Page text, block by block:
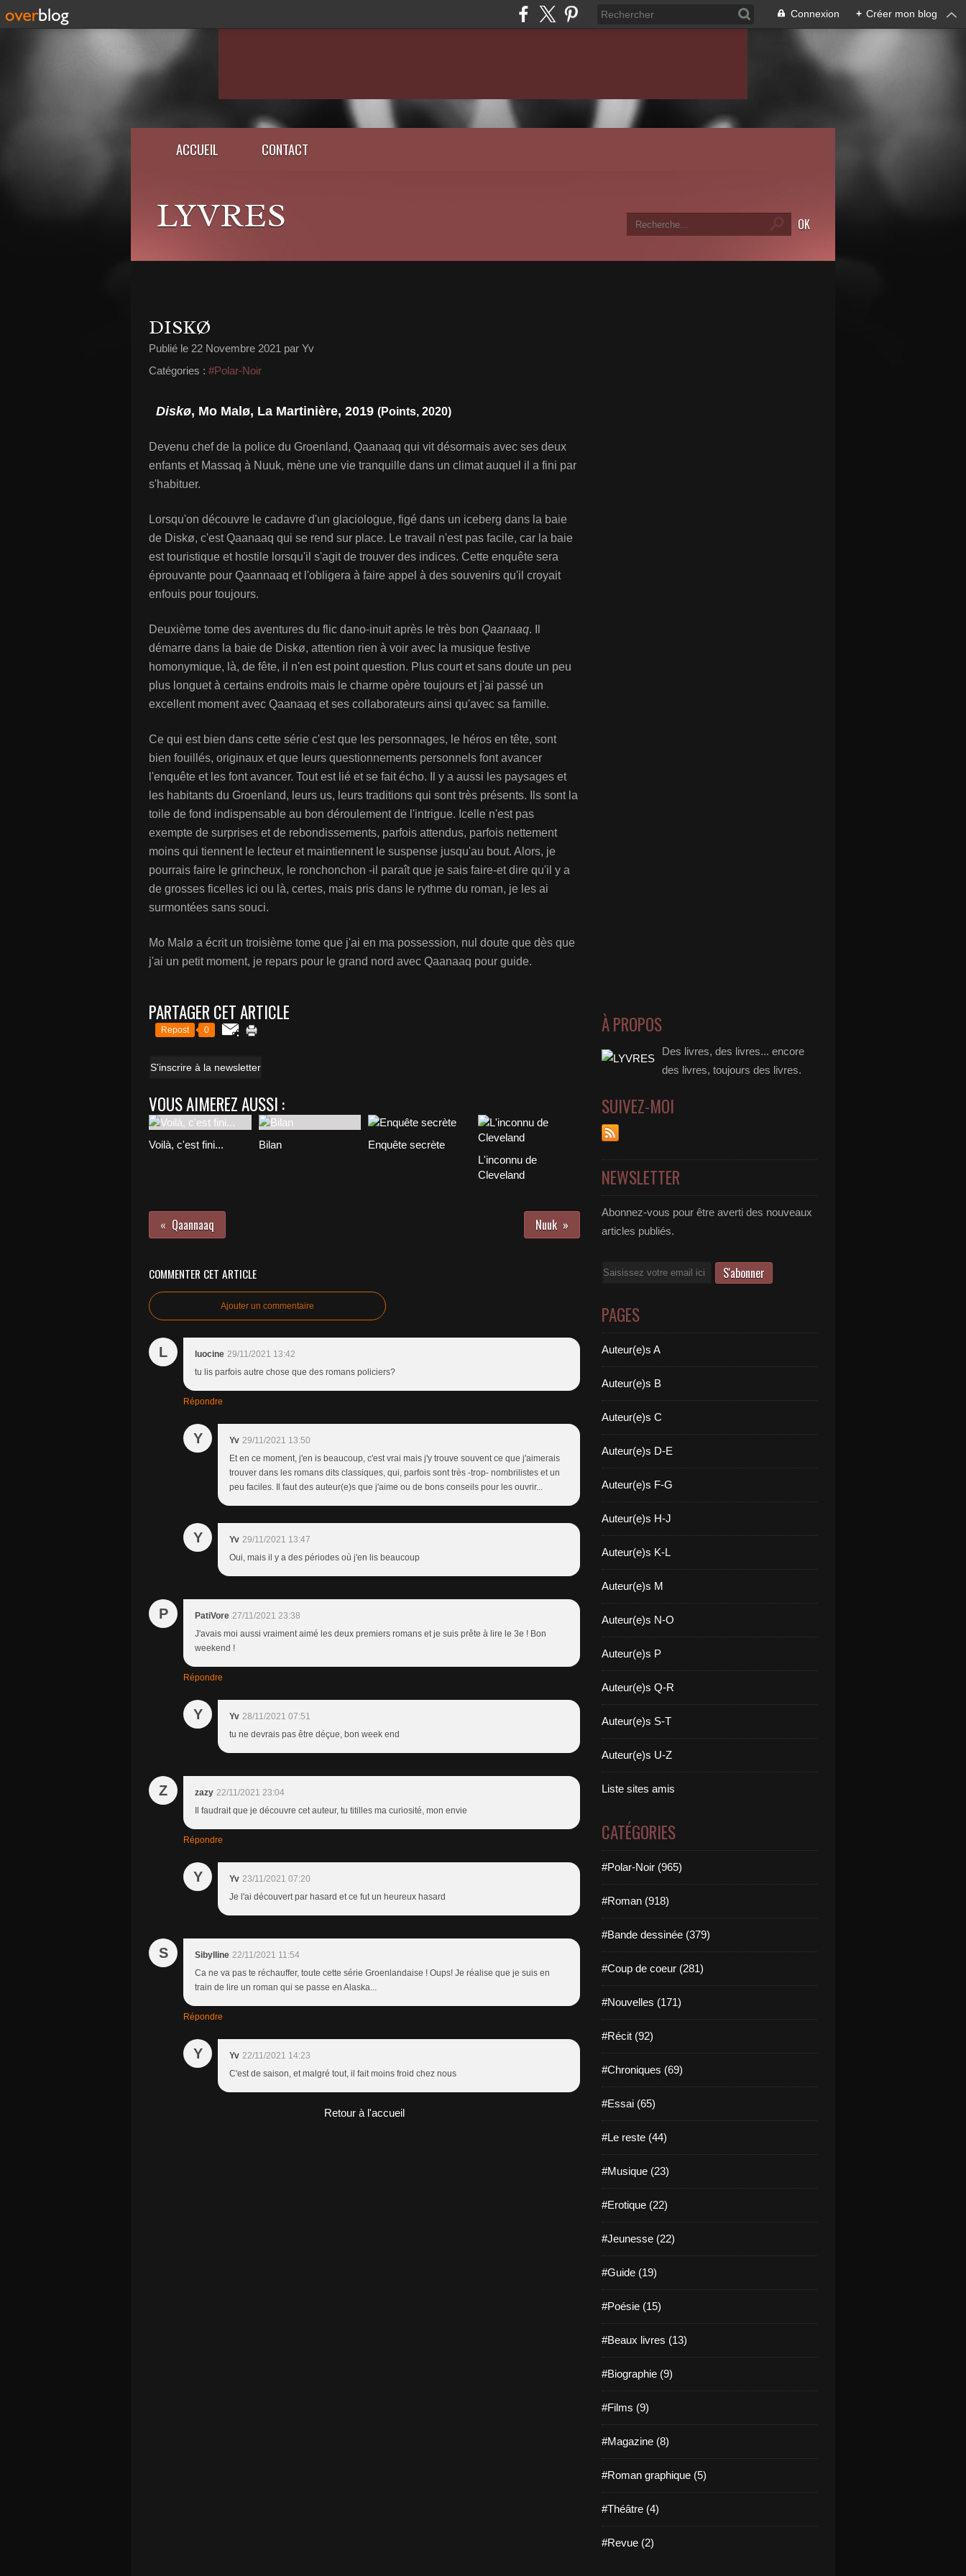
Connexion + Créer mon blog
ACCUEIL CONTACT
LYVRES
DISKØ
Publié le 22 Novembre 2021 par Yv
Catégories : #Polar-Noir
Diskø, Mo Malø, La Martinière, 2019 (Points, 2020)
Devenu chef de la police du Groenland, Qaanaaq qui vit désormais avec ses deux
enfants et Massaq à Nuuk, mène une vie tranquille dans un climat auquel il a fini par
s'habituer.
Lorsqu'on découvre le cadavre d'un glaciologue, figé dans un iceberg dans la baie
de Diskø, c'est Qaanaaq qui se rend sur place. Le travail n'est pas facile, car la baie
est touristique et hostile lorsqu'il s'agit de trouver des indices. Cette enquête sera
éprouvante pour Qaannaaq et l'obligera à faire appel à des souvenirs qu'il croyait
enfouis pour toujours.
Deuxième tome des aventures du flic dano-inuit après le très bon Qaanaaq. Il
démarre dans la baie de Diskø, attention rien à voir avec la musique festive
homonymique, là, de fête, il n'en est point question. Plus court et sans doute un peu
plus longuet à certains endroits mais le charme opère toujours et j'ai passé un
excellent moment avec Qaanaaq et ses collaborateurs ainsi qu'avec sa famille.
Ce qui est bien dans cette série c'est que les personnages, le héros en tête, sont
bien fouillés, originaux et que leurs questionnements personnels font avancer
l'enquête et les font avancer. Tout est lié et se fait écho. Il y a aussi les paysages et
les habitants du Groenland, leurs us, leurs traditions qui sont très présents. Ils sont la
toile de fond indispensable au bon déroulement de l'intrigue. Icelle n'est pas
exempte de surprises et de rebondissements, parfois attendus, parfois nettement
moins qui tiennent le lecteur et maintiennent le suspense jusqu'au bout. Alors, je
pourrais faire le grincheux, le ronchonchon -il paraît que je sais faire-et dire qu'il y a
de grosses ficelles ici ou là, certes, mais pris dans le rythme du roman, je les ai
surmontées sans souci.
Mo Malø a écrit un troisième tome que j'ai en ma possession, nul doute que dès que
j'ai un petit moment, je repars pour le grand nord avec Qaanaaq pour guide.
PARTAGER CET ARTICLE
Repost 0
S'inscrire à la newsletter
VOUS AIMEREZ AUSSI :
Voilà, c'est fini... Bilan
Enquête secrète
L'inconnu de
Cleveland
Qaannaaq Nuuk
COMMENTER CET ARTICLE
Ajouter un commentaire
L luocine 29/11/2021 13:42
tu lis parfois autre chose que des romans policiers?
Répondre
Y Yv 29/11/2021 13:50
Et en ce moment, j'en is beaucoup, c'est vrai mais j'y trouve souvent ce que j'aimerais
trouver dans les romans dits classiques, qui, parfois sont très -trop- nombrilistes et un
peu faciles. Il faut des auteur(e)s que j'aime ou de bons conseils pour les ouvrir...
Y Yv 29/11/2021 13:47
Oui, mais il y a des périodes où j'en lis beaucoup
P PatiVore 27/11/2021 23:38
J'avais moi aussi vraiment aimé les deux premiers romans et je suis prête à lire le 3e ! Bon
weekend !
Répondre
Y Yv 28/11/2021 07:51
tu ne devrais pas être déçue, bon week end
Z zazy 22/11/2021 23:04
Il faudrait que je découvre cet auteur, tu titilles ma curiosité, mon envie
Répondre
Y Yv 23/11/2021 07:20
Je l'ai découvert par hasard et ce fut un heureux hasard
S Sibylline 22/11/2021 11:54
Ca ne va pas te réchauffer, toute cette série Groenlandaise ! Oups! Je réalise que je suis en
train de lire un roman qui se passe en Alaska...
Répondre
Y Yv 22/11/2021 14:23
C'est de saison, et malgré tout, il fait moins froid chez nous
Retour à l'accueil
À PROPOS
Des livres, des livres... encore
des livres, toujours des livres.
SUIVEZ-MOI
NEWSLETTER
Abonnez-vous pour être averti des nouveaux
articles publiés.
Email
PAGES
Auteur(e)s A
Auteur(e)s B
Auteur(e)s C
Auteur(e)s D-E
Auteur(e)s F-G
Auteur(e)s H-J
Auteur(e)s K-L
Auteur(e)s M
Auteur(e)s N-O
Auteur(e)s P
Auteur(e)s Q-R
Auteur(e)s S-T
Auteur(e)s U-Z
Liste sites amis
CATÉGORIES
#Polar-Noir (965)
#Roman (918)
#Bande dessinée (379)
#Coup de coeur (281)
#Nouvelles (171)
#Récit (92)
#Chroniques (69)
#Essai (65)
#Le reste (44)
#Musique (23)
#Erotique (22)
#Jeunesse (22)
#Guide (19)
#Poésie (15)
#Beaux livres (13)
#Biographie (9)
#Films (9)
#Magazine (8)
#Roman graphique (5)
#Théâtre (4)
#Revue (2)